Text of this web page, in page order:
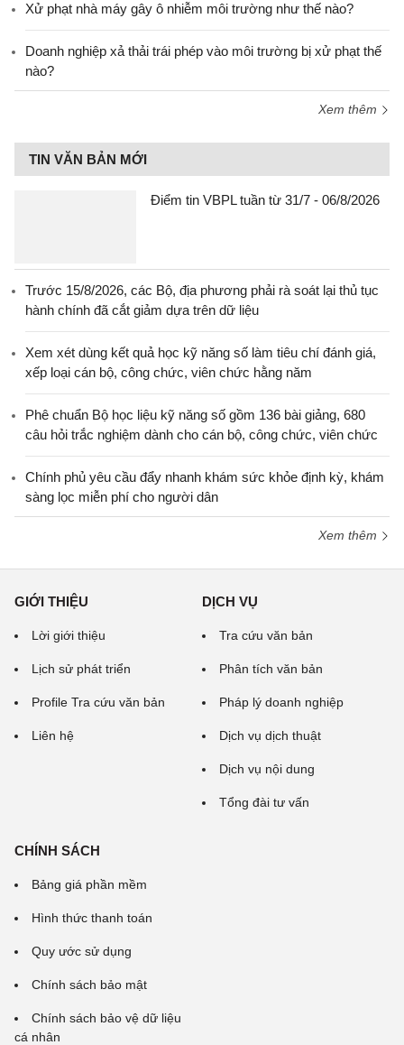
Xử phạt nhà máy gây ô nhiễm môi trường như thế nào?
Doanh nghiệp xả thải trái phép vào môi trường bị xử phạt thế
nào?
Xem thêm
TIN VĂN BẢN MỚI
Điểm tin VBPL tuần từ 31/7 - 06/8/2026
Trước 15/8/2026, các Bộ, địa phương phải rà soát lại thủ tục
hành chính đã cắt giảm dựa trên dữ liệu
Xem xét dùng kết quả học kỹ năng số làm tiêu chí đánh giá,
xếp loại cán bộ, công chức, viên chức hằng năm
Phê chuẩn Bộ học liệu kỹ năng số gồm 136 bài giảng, 680
câu hỏi trắc nghiệm dành cho cán bộ, công chức, viên chức
Chính phủ yêu cầu đẩy nhanh khám sức khỏe định kỳ, khám
sàng lọc miễn phí cho người dân
Xem thêm
GIỚI THIỆU
Lời giới thiệu
Lịch sử phát triển
Profile Tra cứu văn bản
Liên hệ
DỊCH VỤ
Tra cứu văn bản
Phân tích văn bản
Pháp lý doanh nghiệp
Dịch vụ dịch thuật
Dịch vụ nội dung
Tổng đài tư vấn
CHÍNH SÁCH
Bảng giá phần mềm
Hình thức thanh toán
Quy ước sử dụng
Chính sách bảo mật
Chính sách bảo vệ dữ liệu
cá nhân